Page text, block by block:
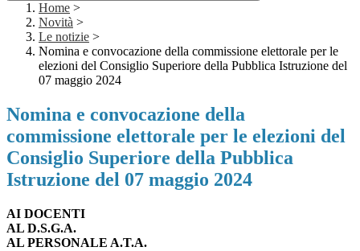
Home >
Novità >
Le notizie >
Nomina e convocazione della commissione elettorale per le
elezioni del Consiglio Superiore della Pubblica Istruzione del
07 maggio 2024
Nomina e convocazione della
commissione elettorale per le elezioni del
Consiglio Superiore della Pubblica
Istruzione del 07 maggio 2024
AI DOCENTI
AL D.S.G.A.
AL PERSONALE A.T.A.